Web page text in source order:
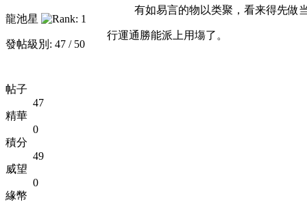
龍池星
發帖級別: 47 / 50
帖子
47
精華
0
積分
49
威望
0
緣幣
有如易言的物以类聚，看来得先做
行運通勝能派上用塲了。